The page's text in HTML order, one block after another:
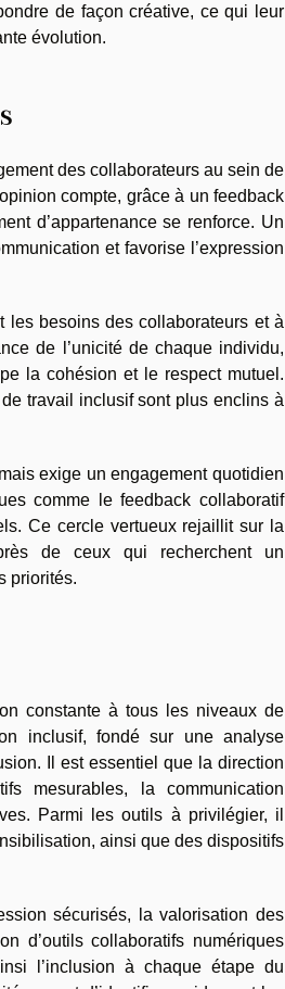
de façon créative, ce qui leur
évolution.
des collaborateurs au sein de
compte, grâce à un feedback
d’appartenance se renforce. Un
et favorise l’expression
les besoins des collaborateurs et à
de l’unicité de chaque individu,
la cohésion et le respect mutuel.
travail inclusif sont plus enclins à
exige un engagement quotidien
comme le feedback collaboratif
Ce cercle vertueux rejaillit sur la
de ceux qui recherchent un
priorités.
constante à tous les niveaux de
inclusif, fondé sur une analyse
Il est essentiel que la direction
mesurables, la communication
Parmi les outils à privilégier, il
ainsi que des dispositifs
sécurisés, la valorisation des
d’outils collaboratifs numériques
l’inclusion à chaque étape du